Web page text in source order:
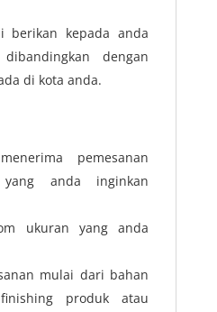
berikan kepada anda
dengan
di kota anda.
pemesanan
anda inginkan
ukuran yang anda
mulai dari bahan
produk atau